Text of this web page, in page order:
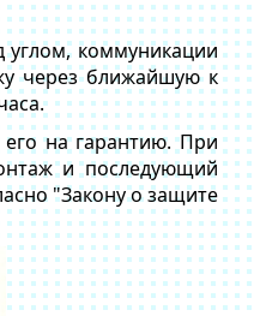
углом, коммуникации
через ближайшую к
на гарантию. При
и последующий
"Закону о защите